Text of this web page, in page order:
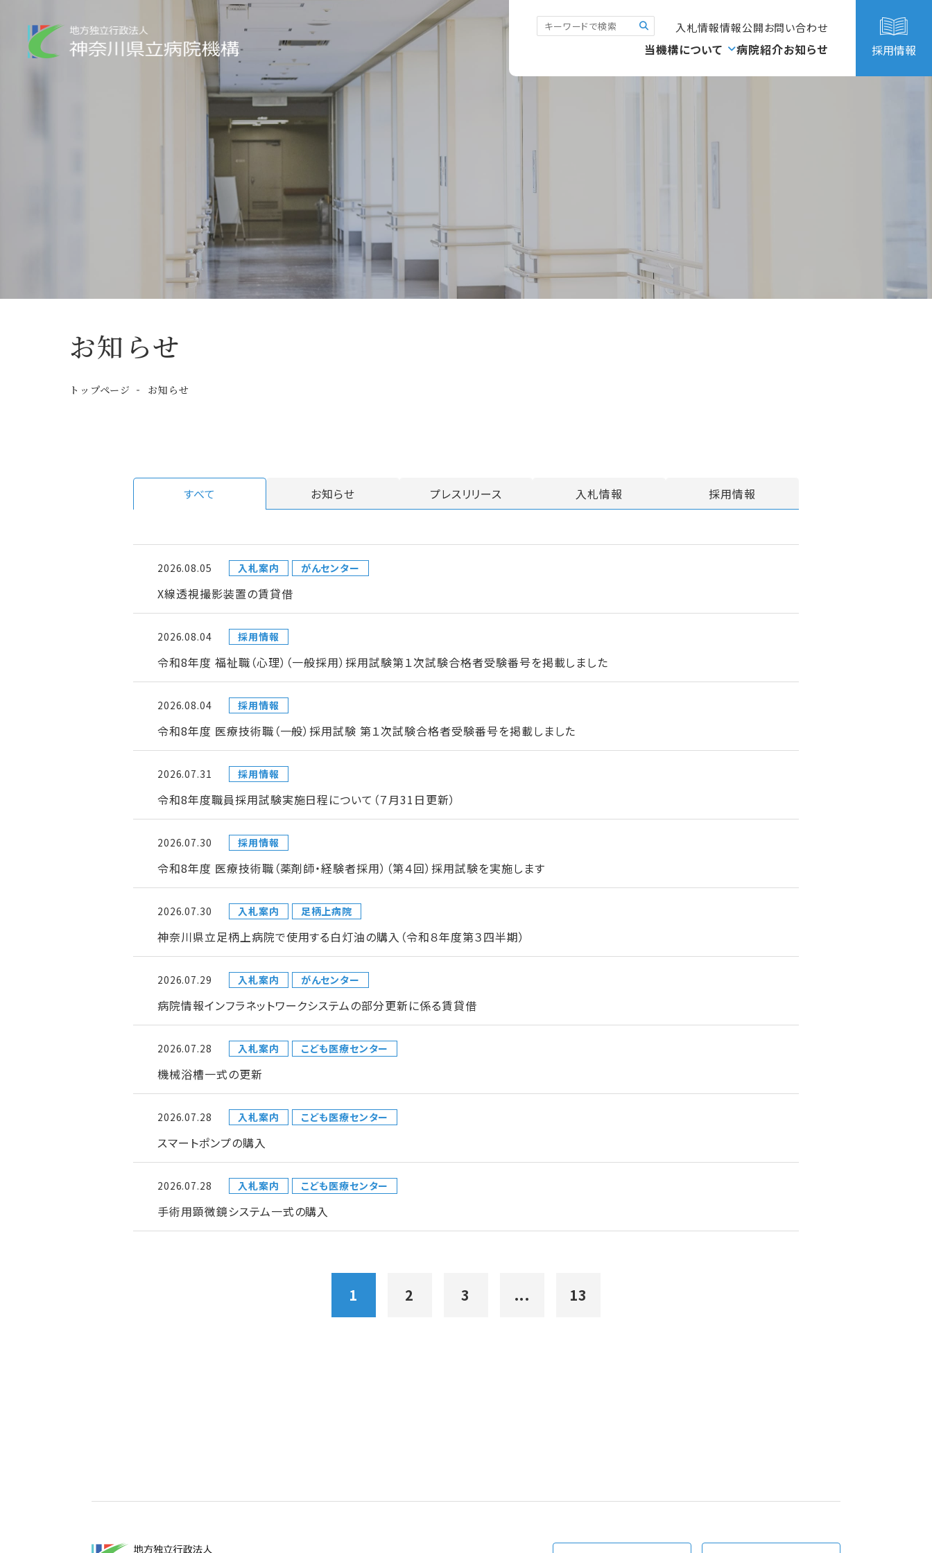
入札情報情報公開お問い合わせ
当機構について 病院紹介お知らせ 採用情報
お知らせ
トップページ お知らせ
すべて お知らせ プレスリリース 入札情報 採用情報
2026.08.05 入札案内 がんセンター
X線透視撮影装置の賃貸借
2026.08.04 採用情報
令和8年度 福祉職（心理）（一般採用）採用試験第１次試験合格者受験番号を掲載しました
2026.08.04 採用情報
令和8年度 医療技術職（一般）採用試験 第１次試験合格者受験番号を掲載しました
2026.07.31 採用情報
令和8年度職員採用試験実施日程について（７月31日更新）
2026.07.30 採用情報
令和8年度 医療技術職（薬剤師・経験者採用）（第４回）採用試験を実施します
2026.07.30 入札案内 足柄上病院
神奈川県立足柄上病院で使用する白灯油の購入（令和８年度第３四半期）
2026.07.29 入札案内 がんセンター
病院情報インフラネットワークシステムの部分更新に係る賃貸借
2026.07.28 入札案内 こども医療センター
機械浴槽一式の更新
2026.07.28 入札案内 こども医療センター
スマートポンプの購入
2026.07.28 入札案内 こども医療センター
手術用顕微鏡システム一式の購入
1 2 3 ... 13